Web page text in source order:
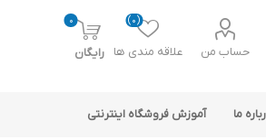
حساب من علاقه مندی ها
(0)
0
رایگان
ما آموزش فروشگاه اینترنتی